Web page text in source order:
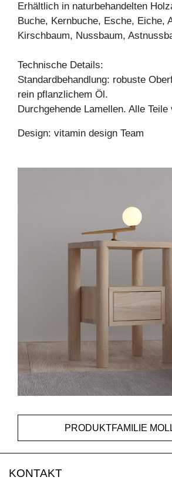
Erhältlich in naturbehandelten
Buche, Kernbuche, Esche, Eiche,
Kirschbaum, Nussbaum,
Technische Details:
Standardbehandlung: robuste
rein pflanzlichem Öl.
Durchgehende Lamellen. Alle
Design: vitamin design Team
PRODUKTFAMILIE
KONTAKT